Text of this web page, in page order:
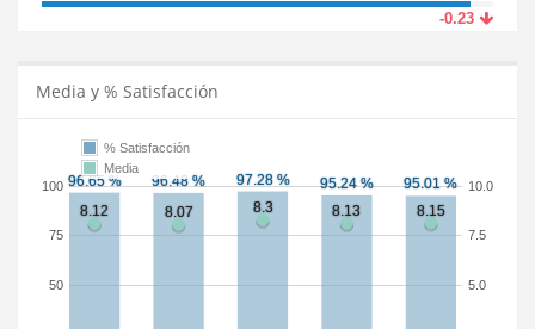
-0.23
Media y % Satisfacción
50
75
100
5.0
7.5
10.0
% Satisfacción
Media